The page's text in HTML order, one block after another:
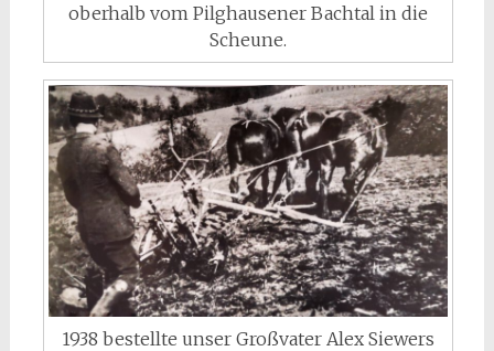
oberhalb vom Pilghausener Bachtal in die
Scheune.
1938 bestellte unser Großvater Alex Siewers